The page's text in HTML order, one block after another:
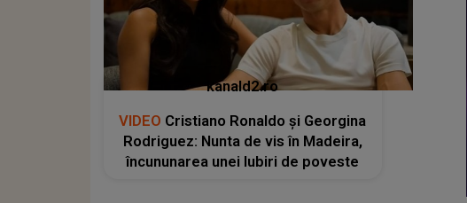
kanald2.ro
VIDEO Cristiano Ronaldo și Georgina
Rodriguez: Nunta de vis în Madeira,
încununarea unei Iubiri de poveste